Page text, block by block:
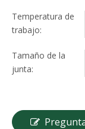
Temperatura de
trabajo:
Tamaño de la
junta: